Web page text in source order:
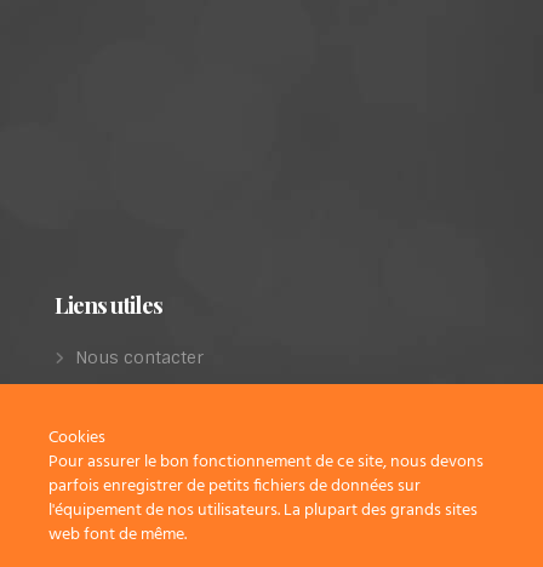
Liens utiles
Nous contacter
Dernières parutions
Infos légales
Politique de confidentialité
Cookies
Pour assurer le bon fonctionnement de ce site, nous devons
parfois enregistrer de petits fichiers de données sur
l'équipement de nos utilisateurs. La plupart des grands sites
web font de même.